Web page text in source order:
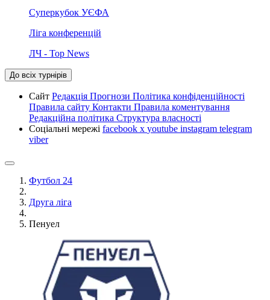
Суперкубок УЄФА
Ліга конференцій
ЛЧ - Top News
До всіх турнірів
Сайт Редакція Прогнози Політика конфіденційності
Правила сайту Контакти Правила коментування
Редакційна політика Структура власності
Соціальні мережі facebook x youtube instagram telegram
viber
Футбол 24
Друга ліга
Пенуел